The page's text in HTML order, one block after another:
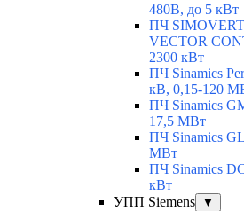
480В, до 5 кВт
ПЧ
VECTOR
2300 кВт
ПЧ Sinamics
кВ, 0,15-120
ПЧ Sinamics
17,5 МВт
ПЧ Sinamics
МВт
ПЧ Sinamics
кВт
УПП Siemens
▼